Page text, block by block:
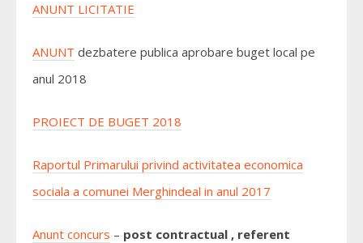
ANUNT LICITATIE
ANUNT dezbatere publica aprobare buget local pe
anul 2018
PROIECT DE BUGET 2018
Raportul Primarului privind activitatea economica
sociala a comunei Merghindeal in anul 2017
Anunt concurs – post contractual , referent